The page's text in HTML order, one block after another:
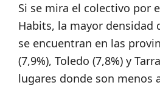
Si se mira el colectivo por
Habits, la mayor densidad
se encuentran en las
(7,9%), Toledo (7,8%) y
lugares donde son menos